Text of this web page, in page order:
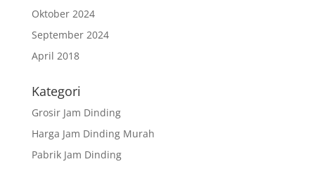
Oktober 2024
September 2024
April 2018
Kategori
Grosir Jam Dinding
Harga Jam Dinding Murah
Pabrik Jam Dinding